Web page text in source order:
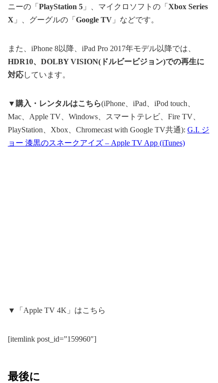
ニーの「 PlayStation 5 」、マイクロソフトの「 Xbox Series
X 」、グーグルの「 Google TV 」などです。
また、iPhone 8以降、iPad Pro 2017年モデル以降では、
HDR10、 DOLBY VISION( ドルビービジョン)での再生に
対応しています。
▼ 購入・レンタルはこちら(iPhone、iPad、iPod touch、
Mac、Apple TV、Windows、スマートテレビ、Fire TV、
PlayStation、Xbox、Chromecast with Google TV共通): G.I. ジ
ョー 漆黒のスネークアイズ – Apple TV App (iTunes)
▼「Apple TV 4K」はこちら
[itemlink post_id=”159960″]
最後に